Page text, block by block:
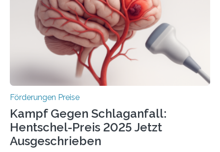
Innovationsprogramm Mittelstand (ZIM) und
Innovationskompetenz INNO-KOM. Auf dem
Innovationstag Mittelstand 2025 am 5. Juni 2025 in
Berlin überbrachte das Bundesministerium für
Wirtschaft und Energie eine gute Nachricht:
Überplanmäßige Verpflichtungsermächtigungen in
Förderungen Preise
Kampf Gegen Schlaganfall:
Hentschel-Preis 2025 Jetzt
Ausgeschrieben